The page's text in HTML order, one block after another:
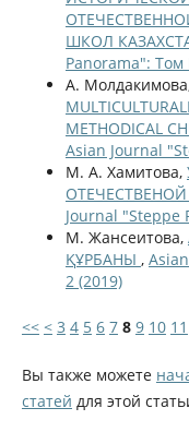
ШКОЛ
Panorama":
А.
METHODICAL
Asian Journal
М. А. Хамитова,
Journal "Steppe
М. Жансеитова,
ҚҰРБАНЫ ,
2 (2019)
<< < 3 4 5 6 7 8 9 10 11
Вы также можете
статей для этой